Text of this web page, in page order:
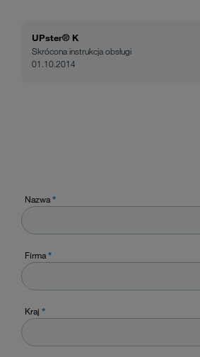
UPster® K
Skrócona instrukcja obsługi
01.10.2014
Nazwa*
Firma*
Kraj *